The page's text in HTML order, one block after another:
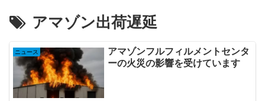
アマゾン出荷遅延
ニュース
アマゾンフルフィルメントセンタ
ーの火災の影響を受けています